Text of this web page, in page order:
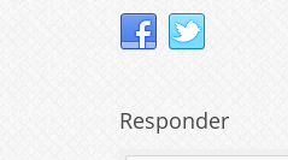
Responder